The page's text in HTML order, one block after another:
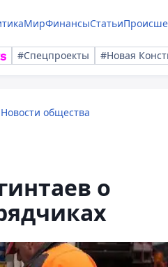
МирФинансыСтатьи
#Спецпроекты #Новая
Новости общества
о